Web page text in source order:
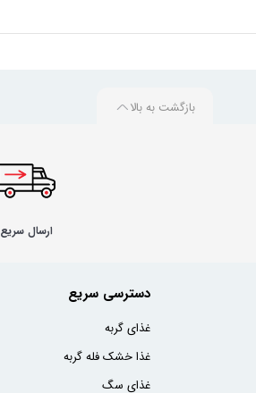
بازگشت به بالا
ارسال سریع
دسترسی سریع
غذای گربه
غذا خشک فله گربه
غذای سگ